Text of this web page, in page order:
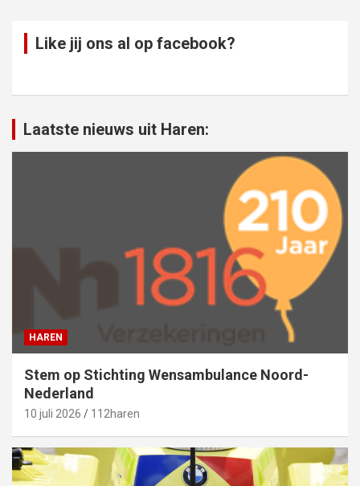
Like jij ons al op facebook?
Laatste nieuws uit Haren:
HAREN
Stem op Stichting Wensambulance Noord-
Nederland
10 juli 2026 112haren